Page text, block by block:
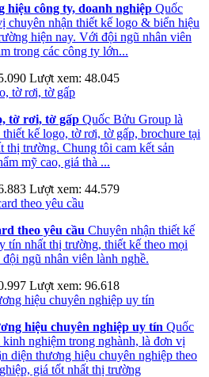
hiệu công ty, doanh nghiệp Quốc
chuyên nhận thiết kế logo & biển hiệu
hiện nay. Với đội ngũ nhân viên
trong các công ty lớn...
Lượt xem: 48.045
tờ rơi, tờ gấp Quốc Bửu Group là
kế logo, tờ rơi, tờ gấp, brochure tại
thị trường. Chung tôi cam kết sản
mỹ cao, giá thà ...
Lượt xem: 44.579
theo yêu cầu Chuyên nhận thiết kế
tín nhất thị trường, thiết kế theo mọi
ngũ nhân viên lành nghề.
Lượt xem: 96.618
hiệu chuyên nghiệp uy tín Quốc
nghiệm trong nghành, là đơn vị
diện thương hiệu chuyên nghiệp theo
giá tốt nhất thị trường